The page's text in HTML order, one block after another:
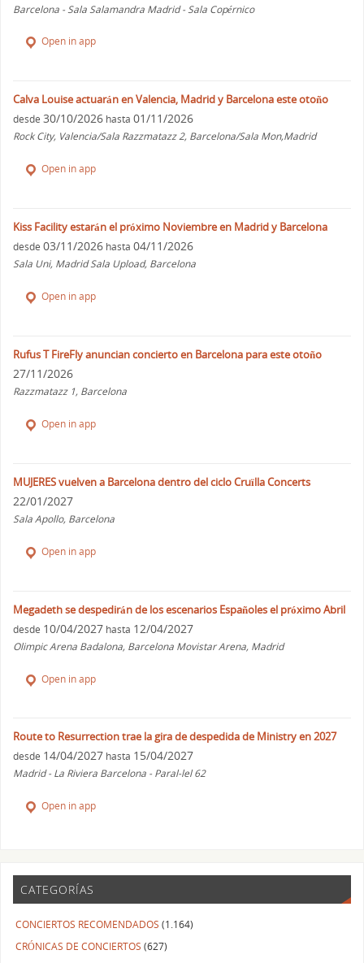
Barcelona - Sala Salamandra Madrid - Sala Copérnico
Open in app
Calva Louise actuarán en Valencia, Madrid y Barcelona este otoño
desde 30/10/2026 hasta 01/11/2026
Rock City, Valencia/Sala Razzmatazz 2, Barcelona/Sala Mon,Madrid
Open in app
Kiss Facility estarán el próximo Noviembre en Madrid y Barcelona
desde 03/11/2026 hasta 04/11/2026
Sala Uni, Madrid Sala Upload, Barcelona
Open in app
Rufus T FireFly anuncian concierto en Barcelona para este otoño
27/11/2026
Razzmatazz 1, Barcelona
Open in app
MUJERES vuelven a Barcelona dentro del ciclo Cruïlla Concerts
22/01/2027
Sala Apollo, Barcelona
Open in app
Megadeth se despedirán de los escenarios Españoles el próximo Abril
desde 10/04/2027 hasta 12/04/2027
Olimpic Arena Badalona, Barcelona Movistar Arena, Madrid
Open in app
Route to Resurrection trae la gira de despedida de Ministry en 2027
desde 14/04/2027 hasta 15/04/2027
Madrid - La Riviera Barcelona - Paral-lel 62
Open in app
CATEGORÍAS
CONCIERTOS RECOMENDADOS (1.164)
CRÓNICAS DE CONCIERTOS (627)